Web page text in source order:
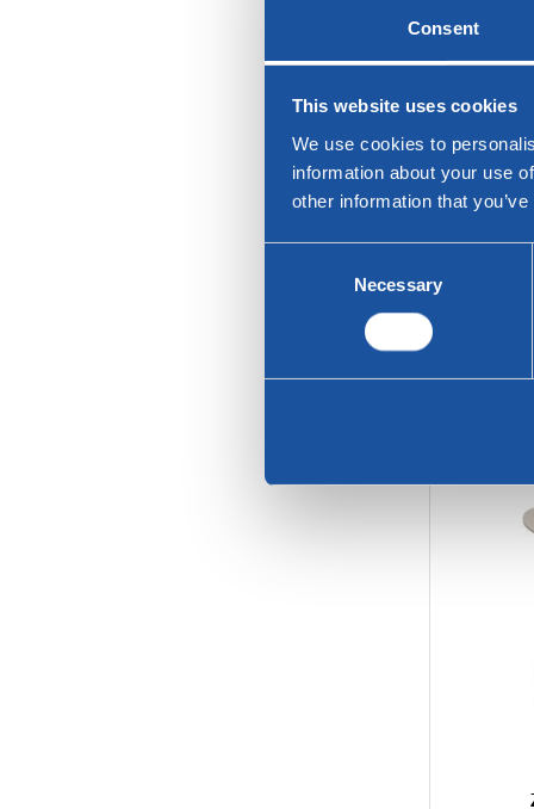
Consent
This website uses cookies
We use cookies to
information about your use
other information that
Necessary